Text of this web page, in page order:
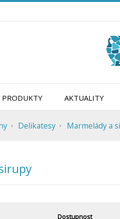
PRODUKTY AKTUALITY
Delikatesy Marmelády a
Dostupnost